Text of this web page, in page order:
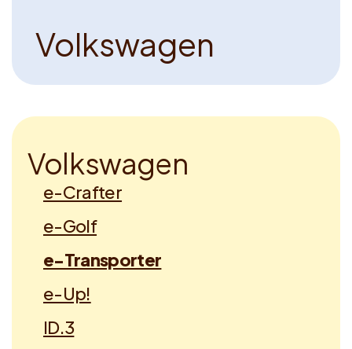
Volkswagen
Volkswagen
e-Crafter
e-Golf
e-Transporter
e-Up!
ID.3